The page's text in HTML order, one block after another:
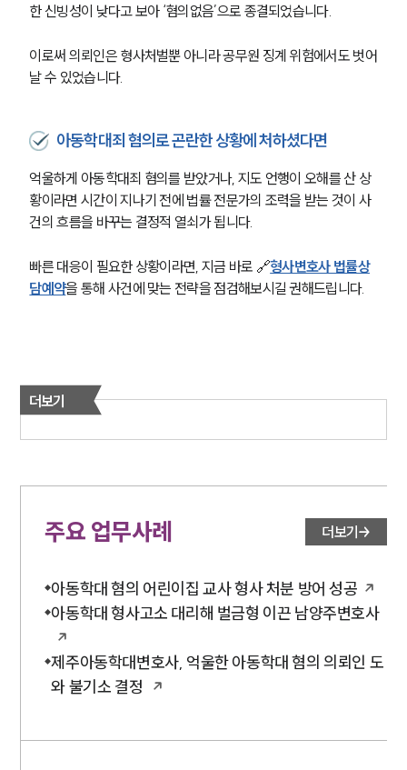
그룹소개
그룹소개
대륜의 강점
오시는 길
사례분석/최신동향
법률지식인
형사소송·상담후기
업무분야
전체
한 신빙성이 낮다고 보아 ‘혐의없음’으로 종결되었습니다.
이로써 의뢰인은 형사처벌뿐 아니라 공무원 징계 위험에서도 벗어
날 수 있었습니다.
아동학대죄 혐의로 곤란한 상황에 처하셨다면
억울하게 아동학대죄 혐의를 받았거나, 지도 언행이 오해를 산 상
황이라면 시간이 지나기 전에 법률 전문가의 조력을 받는 것이 사
건의 흐름을 바꾸는 결정적 열쇠가 됩니다.
빠른 대응이 필요한 상황이라면, 지금 바로 🔗형사변호사 법률상
담예약을 통해 사건에 맞는 전략을 점검해보시길 권해드립니다.
더보기
주요 업무사례 더보기
아동학대 혐의 어린이집 교사 형사 처분 방어 성공
아동학대 형사고소 대리해 벌금형 이끈 남양주변호사
제주아동학대변호사, 억울한 아동학대 혐의 의뢰인 도
와 불기소 결정